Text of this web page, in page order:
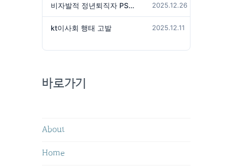
비자발적 정년퇴직자 PS성과급 미지급은 임금체불 아닌가? 2025.12.26
kt이사회 행태 고발 2025.12.11
바로가기
About
Home